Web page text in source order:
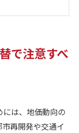
域特性理解
の動き
性を考慮
与える影響
で注意すべ
は、地価動向の
再開発や交通イ